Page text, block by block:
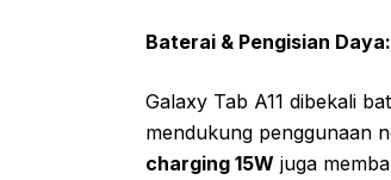
Baterai & Pengisian
Galaxy Tab A11 dibekali
mendukung penggunaan
charging 15W juga